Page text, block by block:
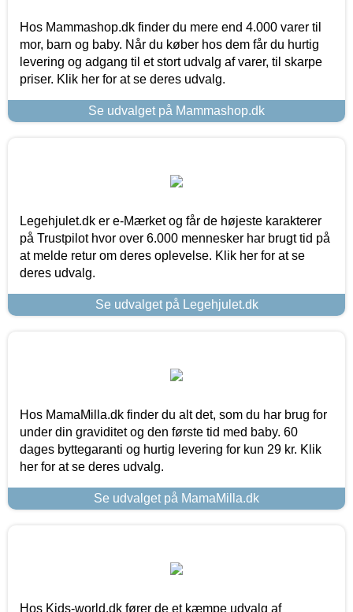
Hos Mammashop.dk finder du mere end 4.000 varer til
mor, barn og baby. Når du køber hos dem får du hurtig
levering og adgang til et stort udvalg af varer, til skarpe
priser. Klik her for at se deres udvalg.
Se udvalget på Mammashop.dk
Legehjulet.dk er e-Mærket og får de højeste karakterer
på Trustpilot hvor over 6.000 mennesker har brugt tid på
at melde retur om deres oplevelse. Klik her for at se
deres udvalg.
Se udvalget på Legehjulet.dk
Hos MamaMilla.dk finder du alt det, som du har brug for
under din graviditet og den første tid med baby. 60
dages byttegaranti og hurtig levering for kun 29 kr. Klik
her for at se deres udvalg.
Se udvalget på MamaMilla.dk
Hos Kids-world.dk fører de et kæmpe udvalg af